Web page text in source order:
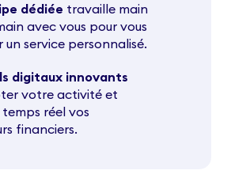
dédiée travaille main
avec vous pour vous
service personnalisé.
digitaux innovants
votre activité et
temps réel vos
financiers.